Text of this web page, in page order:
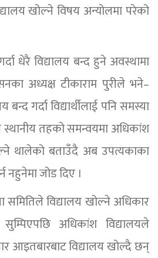
खोल्ने विषय अन्योलमा परेको
धेरै विद्यालय बन्द हुने अवस्थामा
अध्यक्ष टीकाराम पुरीले भने–
गर्दा विद्यार्थीलाई पनि समस्या
स्थानीय तहको समन्वयमा अधिकांश
थालेको बताउँदै अब उपत्यकाका
नहुनेमा जोड दिए ।
समितिले विद्यालय खोल्ने अधिकार
सुम्पिएपछि अधिकांश विद्यालयले
आइतबारबाट विद्यालय खोल्दै छन्